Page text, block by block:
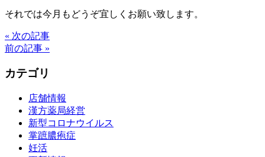
それでは今月もどうぞ宜しくお願い致します。
« 次の記事
前の記事 »
カテゴリ
店舗情報
漢方薬局経営
新型コロナウイルス
掌蹠膿疱症
妊活